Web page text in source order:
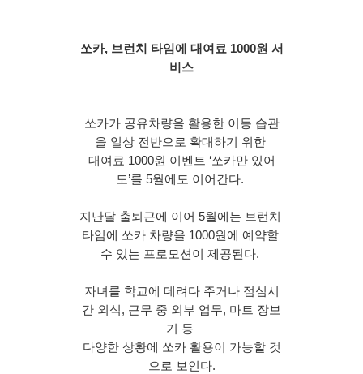
쏘카, 브런치 타임에 대여료 1000원 서
비스
쏘카가 공유차량을 활용한 이동 습관
을 일상 전반으로 확대하기 위한
대여료 1000원 이벤트 ‘쏘카만 있어
도’를 5월에도 이어간다.
지난달 출퇴근에 이어 5월에는 브런치
타임에 쏘카 차량을 1000원에 예약할
수 있는 프로모션이 제공된다.
자녀를 학교에 데려다 주거나 점심시
간 외식, 근무 중 외부 업무, 마트 장보
기 등
다양한 상황에 쏘카 활용이 가능할 것
으로 보인다.